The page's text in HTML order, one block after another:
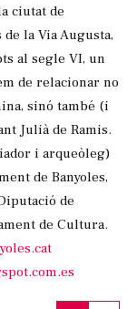
ciutat de
la Via Augusta,
al segle VI, un
de relacionar no
sinó també (i
Julià de Ramis.
i arqueòleg)
de Banyoles,
de
de Cultura.